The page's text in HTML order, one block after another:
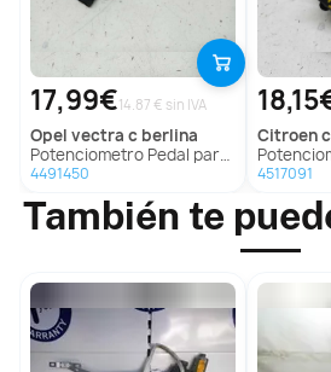
17,99€14.87 € sin IVA
opel vectra c berlina
Potenciometro Pedal para Opel Vectra C Berlina
4491450
citroen
Potenciometro
4517091
También te